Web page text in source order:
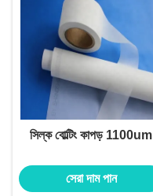
সিল্ক বোল্টিং কাপড় 1100um
সেরা দাম পান